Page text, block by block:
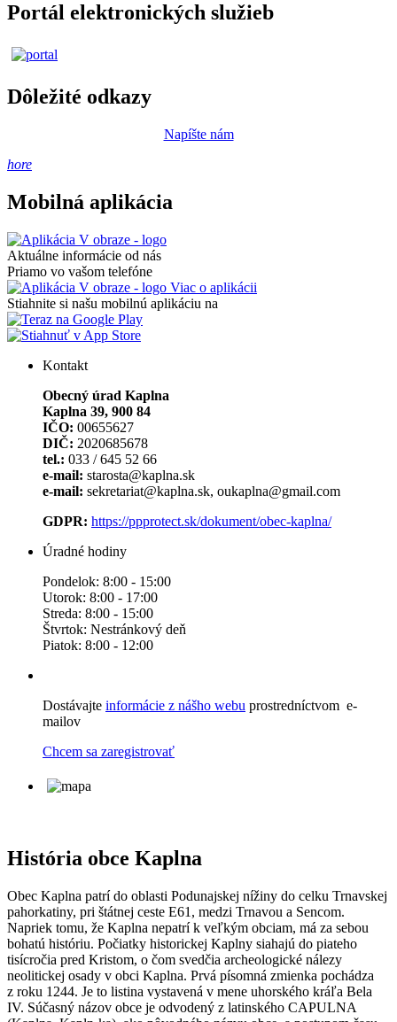
Portál elektronických služieb
Dôležité odkazy
Napíšte nám
hore
Mobilná aplikácia
Aktuálne informácie od nás
Priamo vo vašom telefóne
Viac o aplikácii
Stiahnite si našu mobilnú aplikáciu na
Kontakt
Obecný úrad Kaplna
Kaplna 39, 900 84
IČO: 00655627
DIČ: 2020685678
tel.: 033 / 645 52 66
e-mail: starosta@kaplna.sk
e-mail: sekretariat@kaplna.sk, oukaplna@gmail.com
GDPR: https://ppprotect.sk/dokument/obec-kaplna/
Úradné hodiny
Pondelok: 8:00 - 15:00
Utorok: 8:00 - 17:00
Streda: 8:00 - 15:00
Štvrtok: Nestránkový deň
Piatok: 8:00 - 12:00
Dostávajte informácie z nášho webu prostredníctvom e-
mailov
Chcem sa zaregistrovať
História obce Kaplna
Obec Kaplna patrí do oblasti Podunajskej nížiny do celku Trnavskej
pahorkatiny, pri štátnej ceste E61, medzi Trnavou a Sencom.
Napriek tomu, že Kaplna nepatrí k veľkým obciam, má za sebou
bohatú históriu. Počiatky historickej Kaplny siahajú do piateho
tisícročia pred Kristom, o čom svedčia archeologické nálezy
neolitickej osady v obci Kaplna. Prvá písomná zmienka pochádza
z roku 1244. Je to listina vystavená v mene uhorského kráľa Bela
IV. Súčasný názov obce je odvodený z latinského CAPULNA